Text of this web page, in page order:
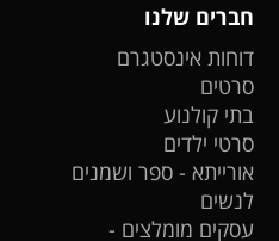
חברים שלנו
דוחות אינסטגרם
סרטים
בתי קולנוע
סרטי ילדים
אורייתא - ספר ושמנים
לנשים
עסקים מומלצים -